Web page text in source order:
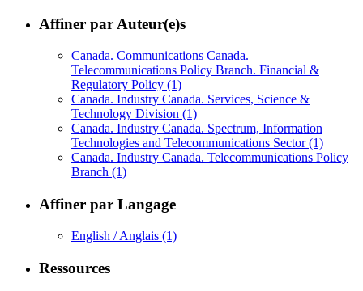
Affiner par Auteur(e)s
Canada. Communications Canada.
Telecommunications Policy Branch. Financial &
Regulatory Policy (1)
Canada. Industry Canada. Services, Science &
Technology Division (1)
Canada. Industry Canada. Spectrum, Information
Technologies and Telecommunications Sector(1)
Canada. Industry Canada. Telecommunications Policy
Branch (1)
Affiner par Langage
English / Anglais (1)
Ressources